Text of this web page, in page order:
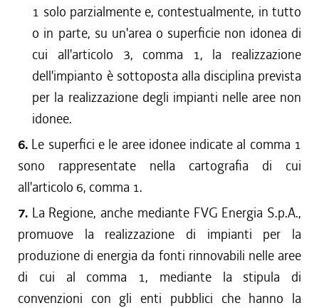
1 solo parzialmente e, contestualmente, in tutto
o in parte, su un'area o superficie non idonea di
cui all'articolo 3, comma 1, la realizzazione
dell'impianto è sottoposta alla disciplina prevista
per la realizzazione degli impianti nelle aree non
idonee.
6. Le superfici e le aree idonee indicate al comma 1
sono rappresentate nella cartografia di cui
all'articolo 6, comma 1.
7. La Regione, anche mediante FVG Energia S.p.A.,
promuove la realizzazione di impianti per la
produzione di energia da fonti rinnovabili nelle aree
di cui al comma 1, mediante la stipula di
convenzioni con gli enti pubblici che hanno la